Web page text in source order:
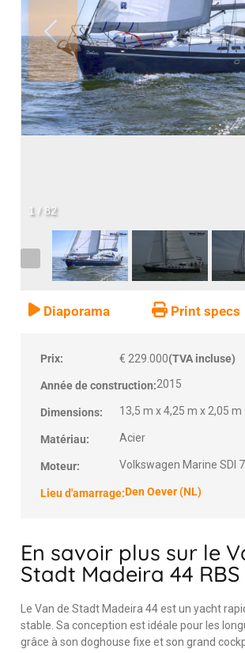
1 /82
Diaporama Print specs
Prix: € 229.000(TVA incluse)
Année de construction:2015
Dimensions: 13,5 m x 4,25 m x 2,05 m
Matériau: Acier
Moteur: Volkswagen Marine SDI
Lieu d'amarrage:Den Oever (NL)
En savoir plus sur le
Stadt Madeira 44 RBS
Le Van de Stadt Madeira 44 est un yacht
stable. Sa conception est idéale pour les
grâce à son doghouse fixe et son grand